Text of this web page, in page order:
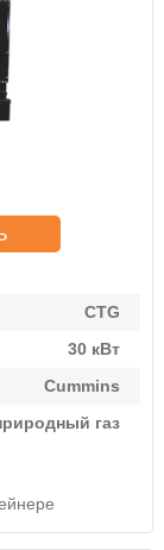
CTG
30 кВт
Cummins
газ